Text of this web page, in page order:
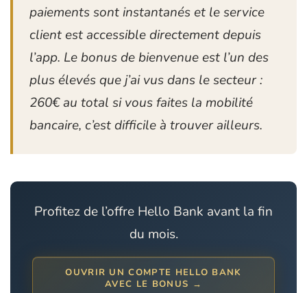
paiements sont instantanés et le service
client est accessible directement depuis
l’app. Le bonus de bienvenue est l’un des
plus élevés que j’ai vus dans le secteur :
260€ au total si vous faites la mobilité
bancaire, c’est difficile à trouver ailleurs.
Profitez de l’offre Hello Bank avant la fin
du mois.
OUVRIR UN COMPTE HELLO BANK
AVEC LE BONUS →